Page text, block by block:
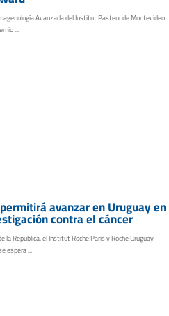
Avanzada del Institut Pasteur de Montevideo
...
avanzar en Uruguay en
contra el cáncer
República, el Institut Roche París y Roche Uruguay
espera ...